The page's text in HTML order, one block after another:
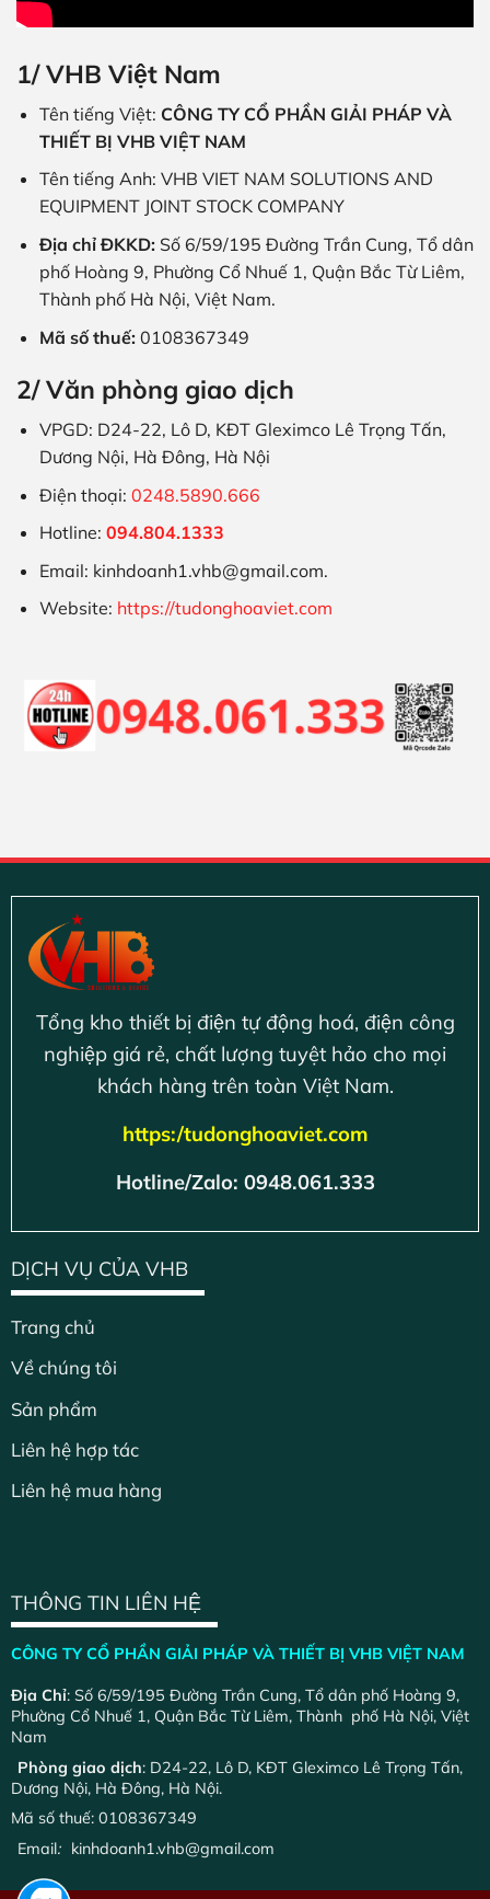
1/ VHB Việt Nam
Tên tiếng Việt: CÔNG TY CỔ PHẦN GIẢI PHÁP VÀ
THIẾT BỊ VHB VIỆT NAM
Tên tiếng Anh: VHB VIET NAM SOLUTIONS AND
EQUIPMENT JOINT STOCK COMPANY
Địa chỉ ĐKKD: Số 6/59/195 Đường Trần Cung, Tổ dân
phố Hoàng 9, Phường Cổ Nhuế 1, Quận Bắc Từ Liêm,
Thành phố Hà Nội, Việt Nam.
Mã số thuế:0108367349
2/ Văn phòng giao dịch
VPGD: D24-22, Lô D, KĐT Gleximco Lê Trọng Tấn,
Dương Nội, Hà Đông, Hà Nội
Điện thoại: 0248.5890.666
Hotline: 094.804.1333
Email: kinhdoanh1.vhb@gmail.com.
Website: https://tudonghoaviet.com
Tổng kho thiết bị điện tự động hoá, điện công
nghiệp giá rẻ, chất lượng tuyệt hảo cho mọi
khách hàng trên toàn Việt Nam.
https:/tudonghoaviet.com
Hotline/Zalo: 0948.061.333
DỊCH VỤ CỦA VHB
Trang chủ
Về chúng tôi
Sản phẩm
Liên hệ hợp tác
Liên hệ mua hàng
THÔNG TIN LIÊN HỆ
CÔNG TY CỔ PHẦN GIẢI PHÁP VÀ THIẾT BỊ VHB VIỆT NAM
Địa Chỉ: Số 6/59/195 Đường Trần Cung, Tổ dân phố Hoàng 9,
Phường Cổ Nhuế 1, Quận Bắc Từ Liêm, Thành phố Hà Nội, Việt
Nam
Phòng giao dịch: D24-22, Lô D, KĐT Gleximco Lê Trọng Tấn,
Dương Nội, Hà Đông, Hà Nội.
Mã số thuế: 0108367349
Email: kinhdoanh1.vhb@gmail.com